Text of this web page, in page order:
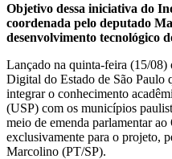
Objetivo dessa iniciativa do
coordenada pelo deputado
desenvolvimento tecnológico
Lançado na quinta-feira (15/08)
Digital do Estado de São Paulo
integrar o conhecimento
(USP) com os municípios
meio de emenda parlamentar
exclusivamente para o projeto,
Marcolino (PT/SP).